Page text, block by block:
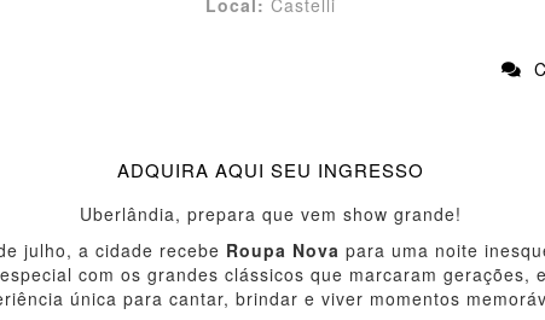
Local: Castelli
ADQUIRA AQUI SEU INGRESSO
Uberlândia, prepara que vem show grande!
julho, a cidade recebe Roupa Nova para uma noite
com os grandes clássicos que marcaram gerações,
única para cantar, brindar e viver momentos